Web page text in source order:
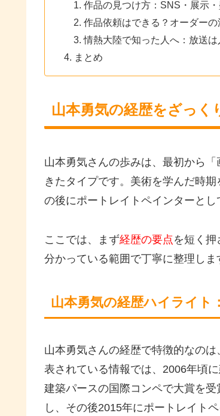
作品の見つけ方：SNS・展示
作品依頼はできる？オーダー
情熱大陸で知った人へ：放送
まとめ
山本勇気の経歴をざっく
山本勇気さんの歩みは、最初から
きたタイプです。美術を学んだ時
の後にポートレイトペインターとし
ここでは、まず経歴の要点を短く押
分かっている範囲で丁寧に整理しま
山本勇気の経歴ハイライト
山本勇気さんの経歴で特徴的なの
表されている情報では、2006年頃
建築パースの国際コンペで大賞を
し、その後2015年にポートレイト